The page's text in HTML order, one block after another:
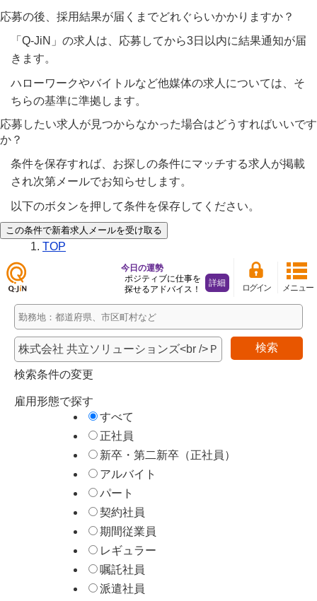
応募の後、採用結果が届くまでどれぐらいかかりますか？
「Q-JiN」の求人は、応募してから3日以内に結果通知が届
きます。
ハローワークやバイトルなど他媒体の求人については、そ
ちらの基準に準拠します。
応募したい求人が見つからなかった場合はどうすればいいです
か？
条件を保存すれば、お探しの条件にマッチする求人が掲載
され次第メールでお知らせします。
以下のボタンを押して条件を保存してください。
この条件で新着求人メールを受け取る
TOP
探し
の求
人サ
イト
Q-Ji
メニュー
ログイン
今日の運勢
ポジティブに仕事を
探せるアドバイス！
詳細
検索
検索条件の変更
雇用形態で探す
すべて
正社員
新卒・第二新卒（正社員）
アルバイト
パート
契約社員
期間従業員
レギュラー
嘱託社員
派遣社員